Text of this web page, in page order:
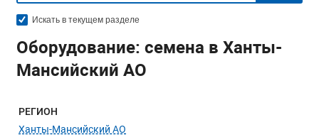
Искать в текущем разделе
Оборудование: семена в Ханты-
Мансийский АО
Меню навигации
РЕГИОН
Ханты-Мансийский АО